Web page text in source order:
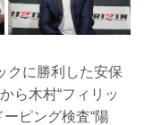
クに勝利した安保
ら木村“フィリッ
ピング検査“陽